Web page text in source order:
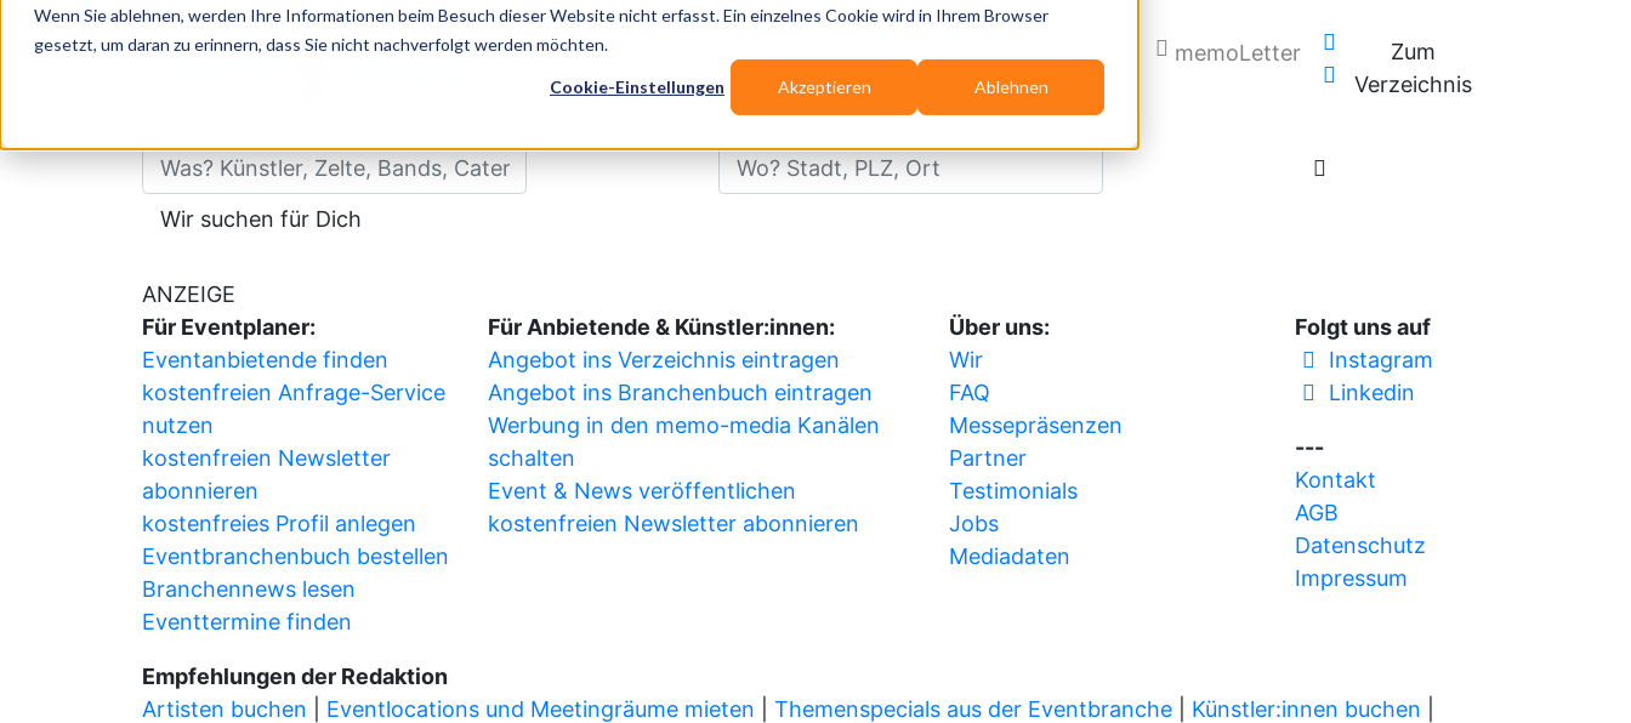
Wenn Sie ablehnen, werden Ihre Informationen beim Besuch dieser Website nicht erfasst. Ein einzelnes Cookie wird in Ihrem Browser
gesetzt, um daran zu erinnern, dass Sie nicht nachverfolgt werden möchten.
Cookie-Einstellungen Akzeptieren Ablehnen
Datum:Samstag, 08.08.2026
Publikationen Branchen-Infos Services Blog memoLetter
Zum
Verzeichnis
Zelte, Bands, Catering, ... Wo? Stadt, PLZ, Ort
Wir suchen für Dich
ANZEIGE
Für Eventplaner:
Eventanbietende finden
kostenfreien Anfrage-Service
nutzen
kostenfreien Newsletter
abonnieren
kostenfreies Profil anlegen
Eventbranchenbuch bestellen
Branchennews lesen
Eventtermine finden
Für Anbietende & Künstler:innen:
Angebot ins Verzeichnis eintragen
Angebot ins Branchenbuch eintragen
Werbung in den memo-media Kanälen
schalten
Event & News veröffentlichen
kostenfreien Newsletter abonnieren
Über uns:
Wir
FAQ
Messepräsenzen
Partner
Testimonials
Jobs
Mediadaten
Folgt uns auf
Instagram
Linkedin
---
Kontakt
AGB
Datenschutz
Impressum
Empfehlungen der Redaktion
Artisten buchen
Eventlocations und Meetingräume mieten Themenspecials aus der Eventbranche Künstler:innen buchen